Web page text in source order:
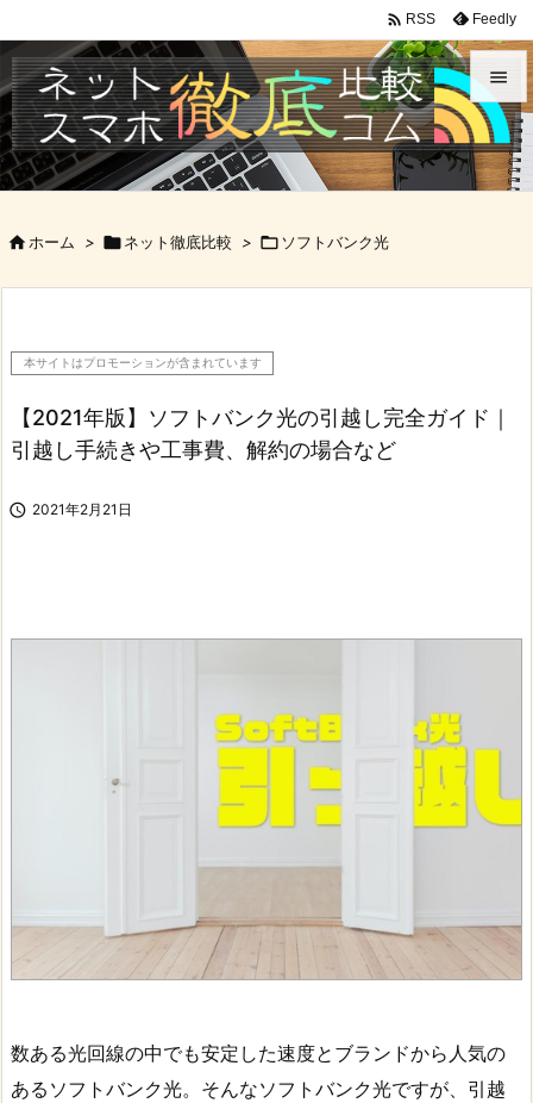


メニュ

 RSS Feedly
ホーム > ネット徹底比較 >  ソフトバンク光
本サイトはプロモーションが含まれています
【2021年版】ソフトバンク光の引越し完全ガイド｜
引越し手続きや工事費、解約の場合など
 2021年2月21日
数ある光回線の中でも安定した速度とブランドから人気の
あるソフトバンク光。そんなソフトバンク光ですが、引越